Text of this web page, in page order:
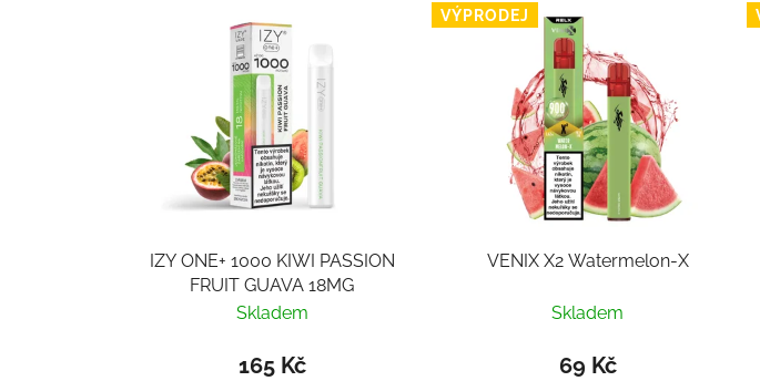
IZY ONE+ 1000 KIWI PASSION
FRUIT GUAVA 18MG
Skladem
165 Kč
VÝPRODEJ
VENIX X2 Watermelon-X
Skladem
69 Kč